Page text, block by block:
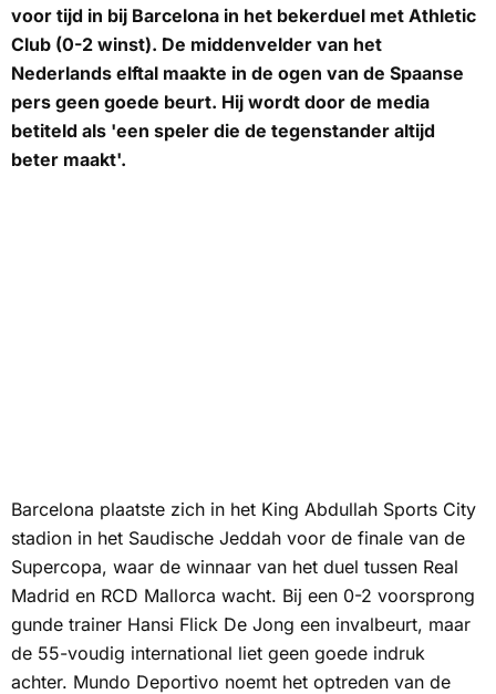
voor tijd in bij Barcelona in het bekerduel met Athletic
Club (0-2 winst). De middenvelder van het
Nederlands elftal maakte in de ogen van de Spaanse
pers geen goede beurt. Hij wordt door de media
betiteld als 'een speler die de tegenstander altijd
beter maakt'.
Barcelona plaatste zich in het King Abdullah Sports City
stadion in het Saudische Jeddah voor de finale van de
Supercopa, waar de winnaar van het duel tussen Real
Madrid en RCD Mallorca wacht. Bij een 0-2 voorsprong
gunde trainer Hansi Flick De Jong een invalbeurt, maar
de 55-voudig international liet geen goede indruk
achter. Mundo Deportivo noemt het optreden van de